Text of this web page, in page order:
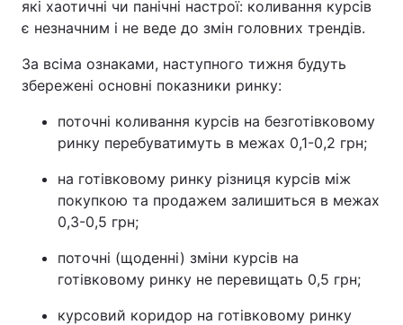
які хаотичні чи панічні настрої: коливання курсів
є незначним і не веде до змін головних трендів.
За всіма ознаками, наступного тижня будуть
збережені основні показники ринку:
поточні коливання курсів на безготівковому
ринку перебуватимуть в межах 0,1-0,2 грн;
на готівковому ринку різниця курсів між
покупкою та продажем залишиться в межах
0,3-0,5 грн;
поточні (щоденні) зміни курсів на
готівковому ринку не перевищать 0,5 грн;
курсовий коридор на готівковому ринку